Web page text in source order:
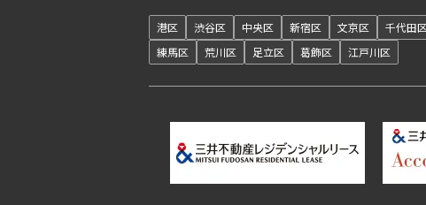
港区 渋谷区 中央区 新宿区 文京区 千代田区
練馬区
荒川区 足立区 葛飾区 江戸川区